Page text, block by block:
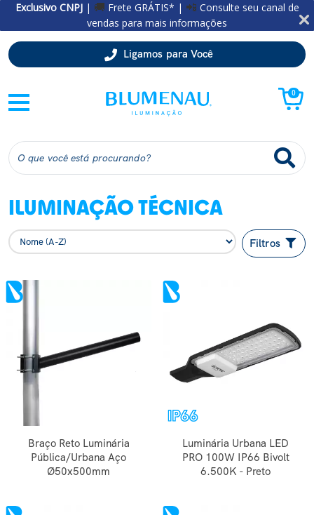
Exclusivo CNPJ | 🚚 Frete GRÁTIS* | 📲 Consulte seu canal de
vendas para mais informações
Ligamos para Você
0
ILUMINAÇÃO TÉCNICA
Filtros
Braço Reto Luminária
Pública/Urbana Aço
Ø50x500mm
Luminária Urbana LED
PRO 100W IP66 Bivolt
6.500K - Preto